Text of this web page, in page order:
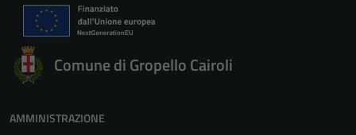
Comune di Gropello Cairoli
AMMINISTRAZIONE